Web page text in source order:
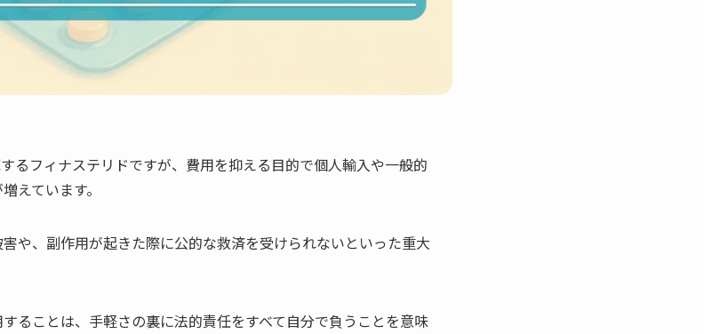
るフィナステリドですが、費用を抑える目的で個人輸入や一般的
えています。
や、副作用が起きた際に公的な救済を受けられないといった重大
ることは、手軽さの裏に法的責任をすべて自分で負うことを意味